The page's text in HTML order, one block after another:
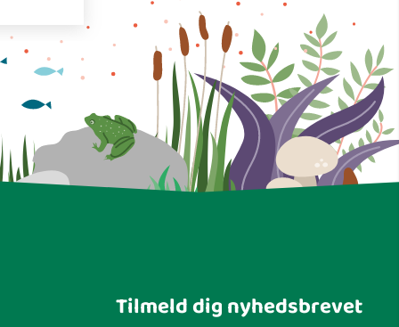
Tilmeld dig nyhedsbrevet